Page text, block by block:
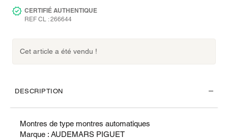
CERTIFIÉ AUTHENTIQUE
REF CL : 266644
Cet article a été vendu !
DESCRIPTION
Montres de type montres automatiques
Marque : AUDEMARS PIGUET